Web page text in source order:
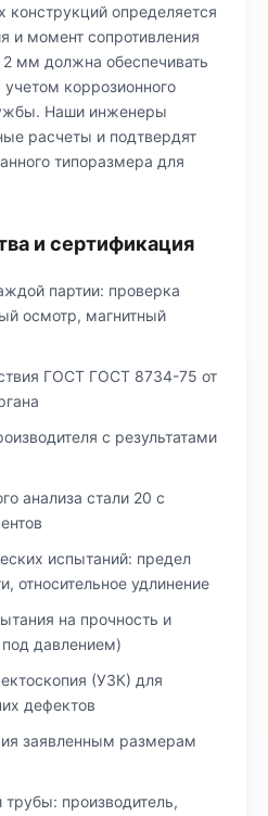
конструкций определяется
и момент сопротивления
2 мм должна обеспечивать
коррозионного
Наши инженеры
расчеты и подтвердят
типоразмера для
и сертификация
партии: проверка
осмотр, магнитный
ГОСТ ГОСТ 8734-75 от
с результатами
анализа стали 20 с
испытаний: предел
относительное удлинение
на прочность и
под давлением)
(УЗК) для
дефектов
заявленным размерам
производитель,